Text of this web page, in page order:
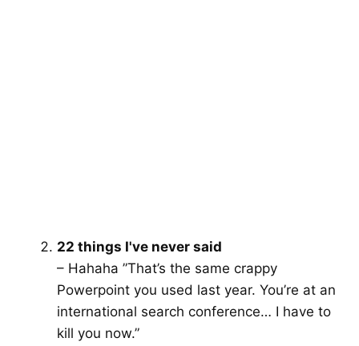
22 things I've never said
– Hahaha ”That’s the same crappy
Powerpoint you used last year. You’re at an
international search conference… I have to
kill you now.”